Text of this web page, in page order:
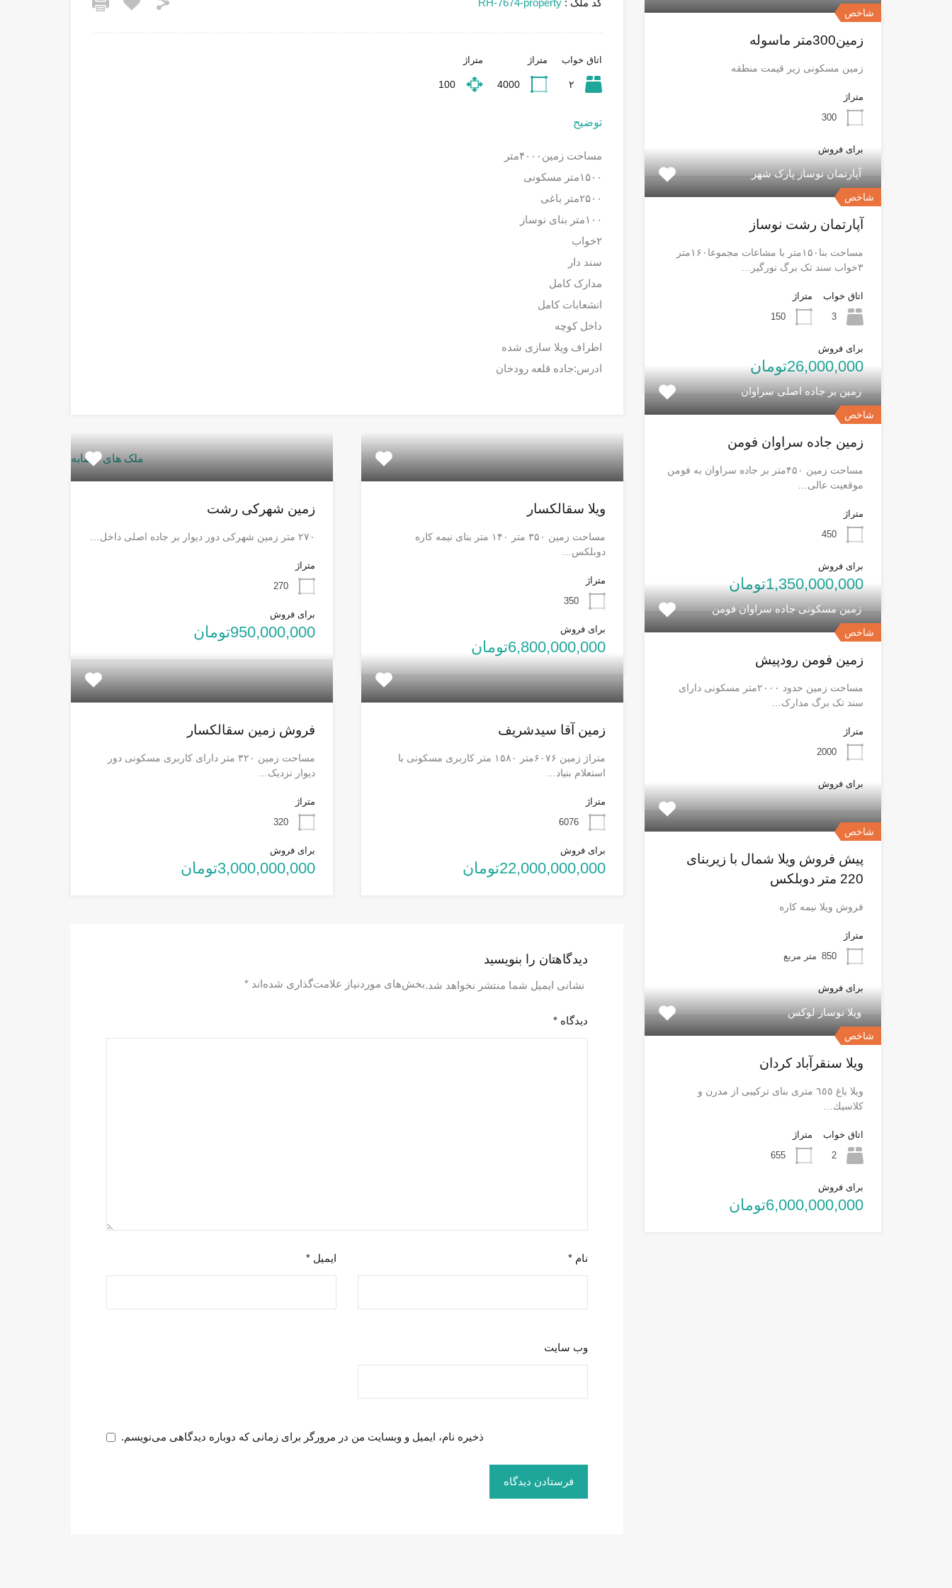
کد ملک : RH-7674-property
اتاق خواب
۲
متراژ
4000
متراژ
100
توضیح
مساحت زمین۴۰۰۰متر
۱۵۰۰متر مسکونی
۲۵۰۰متر باغی
۱۰۰متر بنای نوساز
۲خواب
سند دار
مدارک کامل
انشعابات کامل
داخل کوچه
اطراف ویلا سازی شده
ادرس:جاده قلعه رودخان
ملک های مشابه
ویلا سقالکسار
مساحت زمین ۳۵۰ متر ۱۴۰ متر بنای نیمه کاره
دوبلکس…
متراژ
350
برای فروش
6,800,000,000تومان
زمین شهرکی رشت
۲۷۰ متر زمین شهرکی دور دیوار بر جاده اصلی داخل…
متراژ
270
برای فروش
950,000,000تومان
زمین آقا سیدشریف
متراژ زمین ۶۰۷۶متر ۱۵۸۰ متر کاربری مسکونی با
استعلام بنیاد…
متراژ
6076
برای فروش
22,000,000,000تومان
فروش زمین سقالکسار
مساحت زمین ۳۲۰ متر دارای کاربری مسکونی دور
دیوار نزدیک…
متراژ
320
برای فروش
3,000,000,000تومان
دیدگاهتان را بنویسید
نشانی ایمیل شما منتشر نخواهد شد.بخش‌های موردنیاز علامت‌گذاری شده‌اند*
دیدگاه*
نام* ایمیل*
وب‌ سایت
ذخیره نام، ایمیل و وبسایت من در مرورگر برای زمانی که دوباره دیدگاهی می‌نویسم.
شاخص
زمین300متر ماسوله
زمین مسکونی زیر قیمت منطقه
متراژ
300
برای فروش
شاخص
آپارتمان نوساز پارک شهر
آپارتمان رشت نوساز
مساحت بنا۱۵۰متر با مشاعات مجموعا۱۶۰متر
۳خواب سند تک برگ نورگیر…
اتاق خواب
3
متراژ
150
برای فروش
26,000,000تومان
شاخص
زمین بر جاده اصلی سراوان
زمین جاده سراوان فومن
مساحت زمین ۴۵۰متر بر جاده سراوان به فومن
موقعیت عالی…
متراژ
450
برای فروش
1,350,000,000تومان
شاخص
زمین مسکونی جاده سراوان فومن
زمین فومن رودپیش
مساحت زمین حدود ۲۰۰۰متر مسکونی دارای
سند تک برگ مدارک…
متراژ
2000
برای فروش
شاخص
پیش فروش ویلا شمال با زیربنای
220 متر دوبلکس
فروش ویلا نیمه کاره
متراژ
850 متر مربع
برای فروش
شاخص
ویلا نوساز لوکس
ویلا سنقرآباد کردان
ويلا باغ ٦٥٥ مترى بناى تركيبى از مدرن و
كلاسيك…
اتاق خواب
2
متراژ
655
برای فروش
6,000,000,000تومان